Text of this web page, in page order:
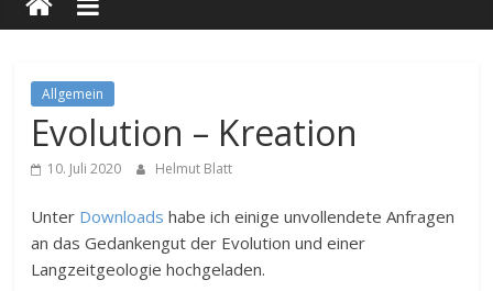
Allgemein
Evolution – Kreation
10. Juli 2020 Helmut Blatt
Unter Downloadshabe ich einige unvollendete Anfragen
an das Gedankengut der Evolution und einer
Langzeitgeologie hochgeladen.